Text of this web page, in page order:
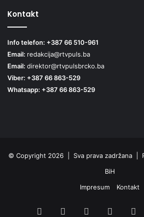
Kontakt
Info telefon: +387 66 510-961
Email: redakcija@rtvpuls.ba
Email: direktor@rtvpulsbrcko.ba
Viber: +387 66 863-529
Whatsapp: +387 66 863-529
© Copyright 2026 | Sva prava zadržana |
BiH
Impresum
Kontakt
Facebook PinterestYouTube